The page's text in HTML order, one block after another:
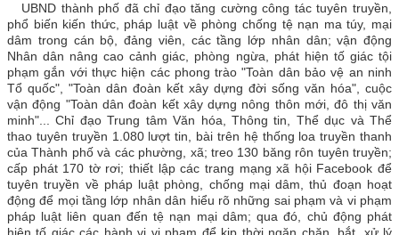
Thường trực tỉnh ủy
Ban Thường vụ tỉnh ủy
Ban Chấp hành tỉnh ủy
Các Ban xây dựng Đảng
Các Đảng ủy trực thuộc
Các huyện, thị, thành ủy
Chức năng nhiệm vụ
UBND thành phố đã chỉ đạo tăng cường công tác tuyên truyền,
phổ biến kiến thức, pháp luật về phòng chống tệ nạn ma túy, mại
dâm trong cán bộ, đảng viên, các tầng lớp nhân dân; vận động
Nhân dân nâng cao cảnh giác, phòng ngừa, phát hiện tố giác tội
phạm gắn với thực hiện các phong trào "Toàn dân bảo vệ an ninh
Tổ quốc", "Toàn dân đoàn kết xây dựng đời sống văn hóa", cuộc
vận động "Toàn dân đoàn kết xây dựng nông thôn mới, đô thị văn
minh"... Chỉ đạo Trung tâm Văn hóa, Thông tin, Thể dục và Thể
thao tuyên truyền 1.080 lượt tin, bài trên hệ thống loa truyền thanh
của Thành phố và các phường, xã; treo 130 băng rôn tuyên truyền;
cấp phát 170 tờ rơi; thiết lập các trang mạng xã hội Facebook để
tuyên truyền về pháp luật phòng, chống mại dâm, thủ đoạn hoạt
động để mọi tầng lớp nhân dân hiểu rõ những sai phạm và vi phạm
pháp luật liên quan đến tệ nạn mại dâm; qua đó, chủ động phát